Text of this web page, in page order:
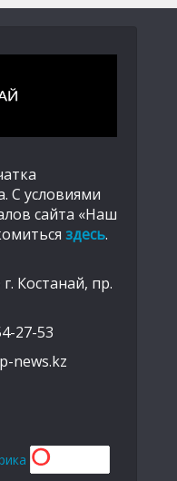
С условиями
сайта «Наш
здесь.
г. Костанай, пр.
27-53
news.kz